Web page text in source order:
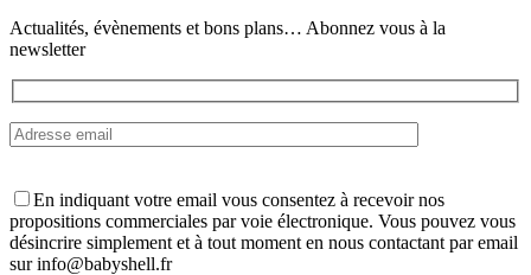
page
Actualités, évènements et bons plans… Abonnez vous à la
newsletter
En indiquant votre email vous consentez à recevoir nos
propositions commerciales par voie électronique. Vous pouvez vous
désincrire simplement et à tout moment en nous contactant par email
sur info@babyshell.fr